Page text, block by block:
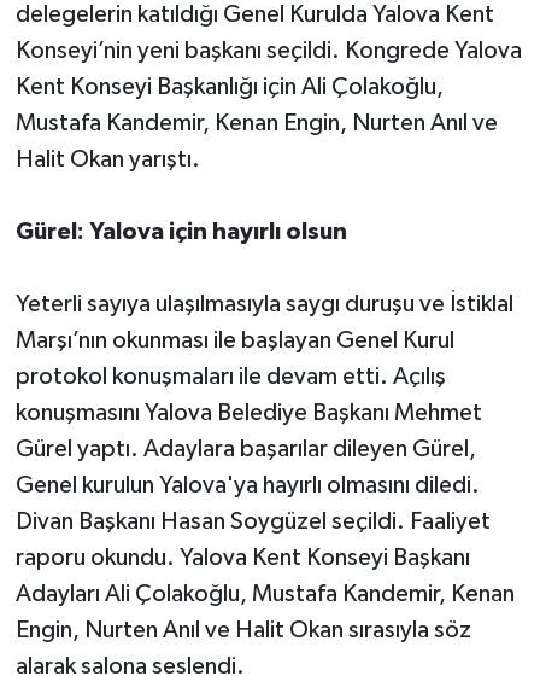
delegelerin katıldığı Genel Kurulda Yalova Kent
Konseyi’nin yeni başkanı seçildi. Kongrede Yalova
Kent Konseyi Başkanlığı için Ali Çolakoğlu,
Mustafa Kandemir, Kenan Engin, Nurten Anıl ve
Halit Okan yarıştı.
Gürel: Yalova için hayırlı olsun
Yeterli sayıya ulaşılmasıyla saygı duruşu ve İstiklal
Marşı’nın okunması ile başlayan Genel Kurul
protokol konuşmaları ile devam etti. Açılış
konuşmasını Yalova Belediye Başkanı Mehmet
Gürel yaptı. Adaylara başarılar dileyen Gürel,
Genel kurulun Yalova'ya hayırlı olmasını diledi.
Divan Başkanı Hasan Soygüzel seçildi. Faaliyet
raporu okundu. Yalova Kent Konseyi Başkanı
Adayları Ali Çolakoğlu, Mustafa Kandemir, Kenan
Engin, Nurten Anıl ve Halit Okan sırasıyla söz
alarak salona seslendi.